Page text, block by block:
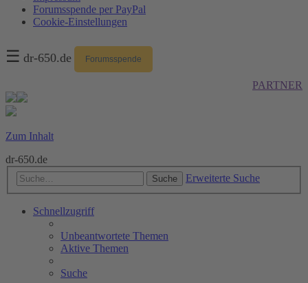
Forumsspende per PayPal
Cookie-Einstellungen
☰ dr-650.de Forumsspende
PARTNER
Zum Inhalt
dr-650.de
Suche Erweiterte Suche
Schnellzugriff
Unbeantwortete Themen
Aktive Themen
Suche